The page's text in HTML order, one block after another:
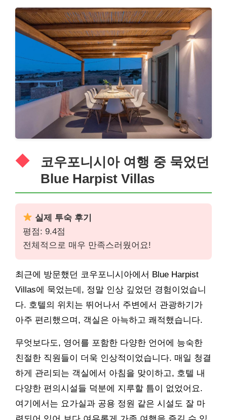
코우포니시아 여행 중 묵었던
Blue Harpist Villas
실제 투숙 후기
평점: 9.4점
전체적으로 매우 만족스러웠어요!
최근에 방문했던 코우포니시아에서 Blue Harpist
Villas에 묵었는데, 정말 인상 깊었던 경험이었습니
다. 호텔의 위치는 뛰어나서 주변에서 관광하기가
아주 편리했으며, 객실은 아늑하고 쾌적했습니다.
무엇보다도, 영어를 포함한 다양한 언어에 능숙한
친절한 직원들이 더욱 인상적이었습니다. 매일 청결
하게 관리되는 객실에서 아침을 맞이하고, 호텔 내
다양한 편의시설들 덕분에 지루할 틈이 없었어요.
여기에서는 요가실과 공용 정원 같은 시설도 잘 마